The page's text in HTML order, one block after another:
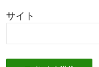
サイト